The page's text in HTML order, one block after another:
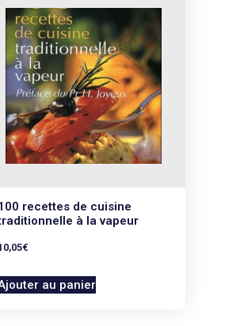
recettes de cuisine
à la vapeur
€
au panier